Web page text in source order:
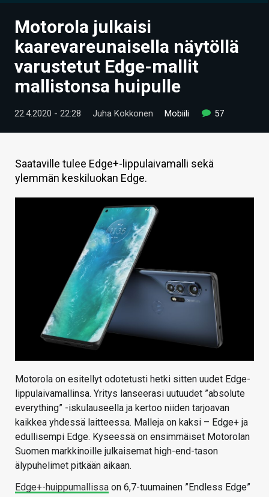
UUTISET
ARTIKKELIT
VIDEOT
TECHBBS
HINTA.FI
KAUPPA
Motorola julkaisi
kaarevareunaisella näytöllä
varustetut Edge-mallit
mallistonsa huipulle
22.4.2020 - 22:28 Juha Kokkonen Mobiili 57
Saataville tulee Edge+-lippulaivamalli sekä
ylemmän keskiluokan Edge.
Motorola on esitellyt odotetusti hetki sitten uudet Edge-
lippulaivamallinsa. Yritys lanseerasi uutuudet ”absolute
everything” -iskulauseella ja kertoo niiden tarjoavan
kaikkea yhdessä laitteessa. Malleja on kaksi – Edge+ ja
edullisempi Edge. Kyseessä on ensimmäiset Motorolan
Suomen markkinoille julkaisemat high-end-tason
älypuhelimet pitkään aikaan.
Edge+-huippumallissa on 6,7-tuumainen ”Endless Edge”